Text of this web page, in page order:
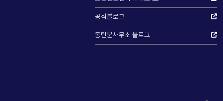
공식블로그
동탄분사무소 블로그